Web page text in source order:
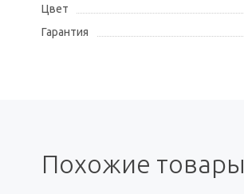
Цвет
Гарантия
Похожие товары